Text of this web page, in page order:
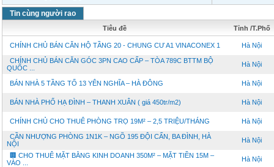
Tin cùng người rao
Tiêu đề Tỉnh /T.Phố
CHÍNH CHỦ BÁN CĂN HỘ TẦNG 20 - CHUNG CƯ A1 VINACONEX 1 Hà Nội
CHÍNH CHỦ BÁN CĂN GÓC 3PN CAO CẤP – TÒA 789C BTTM BỘ
QUỐC ...
Hà Nội
BÁN NHÀ 5 TẦNG TỔ 13 YÊN NGHĨA – HÀ ĐÔNG Hà Nội
BÁN NHÀ PHỐ HẠ ĐÌNH – THANH XUÂN ( giá 450tr/m2) Hà Nội
CHÍNH CHỦ CHO THUÊ PHÒNG TRỌ 19M² – 2,5 TRIỆU/THÁNG Hà Nội
CẦN NHƯỢNG PHÒNG 1N1K – NGÕ 195 ĐỘI CẤN, BA ĐÌNH, HÀ
NỘI
Hà Nội
🏢 CHO THUÊ MẶT BẰNG KINH DOANH 350M² – MẶT TIỀN 15M –
VÀO ...
Hà Nội